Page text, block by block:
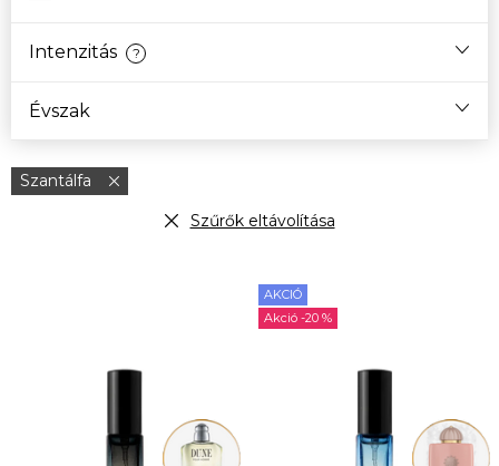
Intenzitás ?
Évszak
Szantálfa
Szűrők eltávolítása
AKCIÓ
-20 %